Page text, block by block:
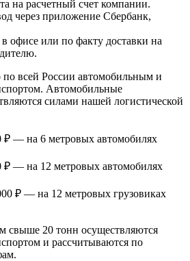
на расчетный счет компании.
через приложение Сбербанк,
в офисе или по факту доставки на
всей России автомобильным и
Автомобильные
силами нашей логистической
₽ — на 6 метровых автомобилях
₽ — на 12 метровых автомобилях
₽ — на 12 метровых грузовиках
свыше 20 тонн осуществляются
и рассчитываются по